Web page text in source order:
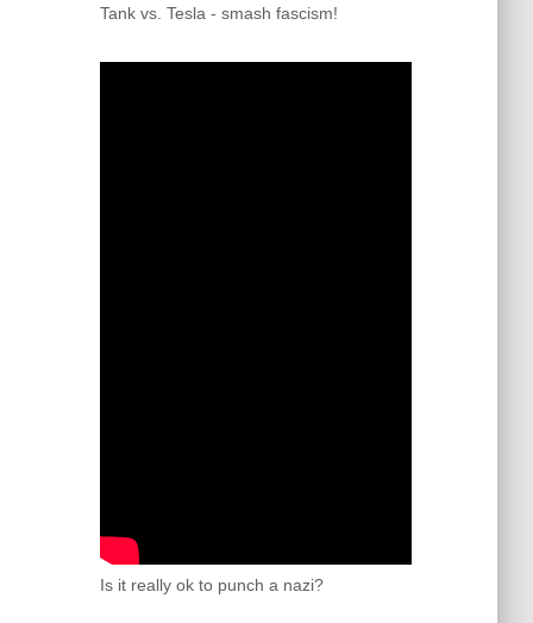
Tank vs. Tesla - smash fascism!
Is it really ok to punch a nazi?